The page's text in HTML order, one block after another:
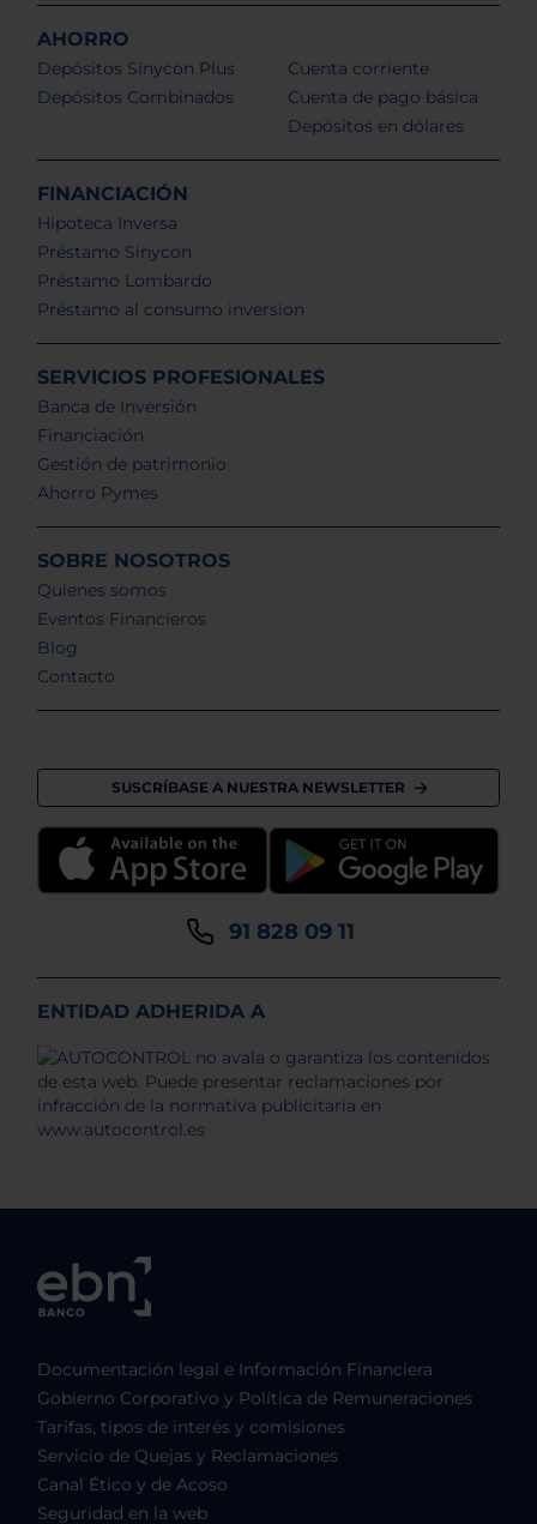
AHORRO
Depósitos Sinycon Plus
Depósitos Combinados
Cuenta corriente
Cuenta de pago básica
Depósitos en dólares
FINANCIACIÓN
Hipoteca Inversa
Préstamo Sinycon
Préstamo Lombardo
Préstamo al consumo inversion
SERVICIOS PROFESIONALES
Banca de Inversión
Financiación
Gestión de patrimonio
Ahorro Pymes
SOBRE NOSOTROS
Quienes somos
Eventos Financieros
Blog
Contacto
SUSCRÍBASE A NUESTRA NEWSLETTER
91 828 09 11
ENTIDAD ADHERIDA A
Documentación legal e Información Financiera
Gobierno Corporativo y Política de Remuneraciones
Tarifas, tipos de interés y comisiones
Servicio de Quejas y Reclamaciones
Canal Ético y de Acoso
Seguridad en la web